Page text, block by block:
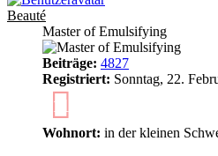
Beauté
Master of Emulsifying
Beiträge: 4827
Registriert: Sonntag, 22.
11
Wohnort: in der kleinen